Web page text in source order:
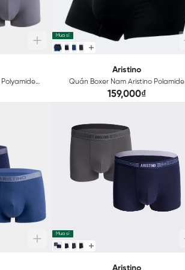
Mua sỉ
Aristino
Quần Boxer Nam Aristino Polamide
Seamless Technical ABX068
159,000₫
Mua sỉ